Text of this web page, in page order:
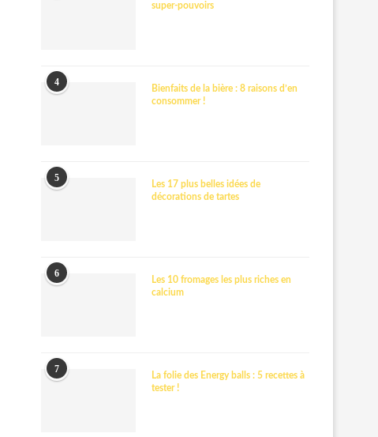
super-pouvoirs
4
Bienfaits de la bière : 8 raisons d’en
consommer !
5
Les 17 plus belles idées de
décorations de tartes
6
Les 10 fromages les plus riches en
calcium
7
La folie des Energy balls : 5 recettes à
tester !